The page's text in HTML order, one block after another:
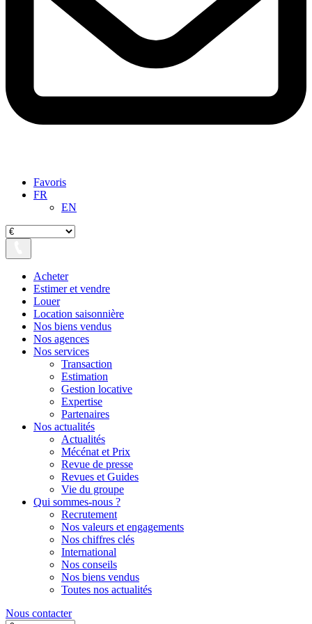
Favoris
FR
EN
Acheter
Estimer et vendre
Louer
Location saisonnière
Nos biens vendus
Nos agences
Nos services
Transaction
Estimation
Gestion locative
Expertise
Partenaires
Nos actualités
Actualités
Mécénat et Prix
Revue de presse
Revues et Guides
Vie du groupe
Qui sommes-nous ?
Recrutement
Nos valeurs et engagements
Nos chiffres clés
International
Nos conseils
Nos biens vendus
Toutes nos actualités
Nous contacter